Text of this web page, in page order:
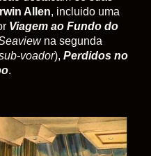
Irwin Allen, incluido uma
Viagem ao Fundo do
na segunda
voador), Perdidos no
.